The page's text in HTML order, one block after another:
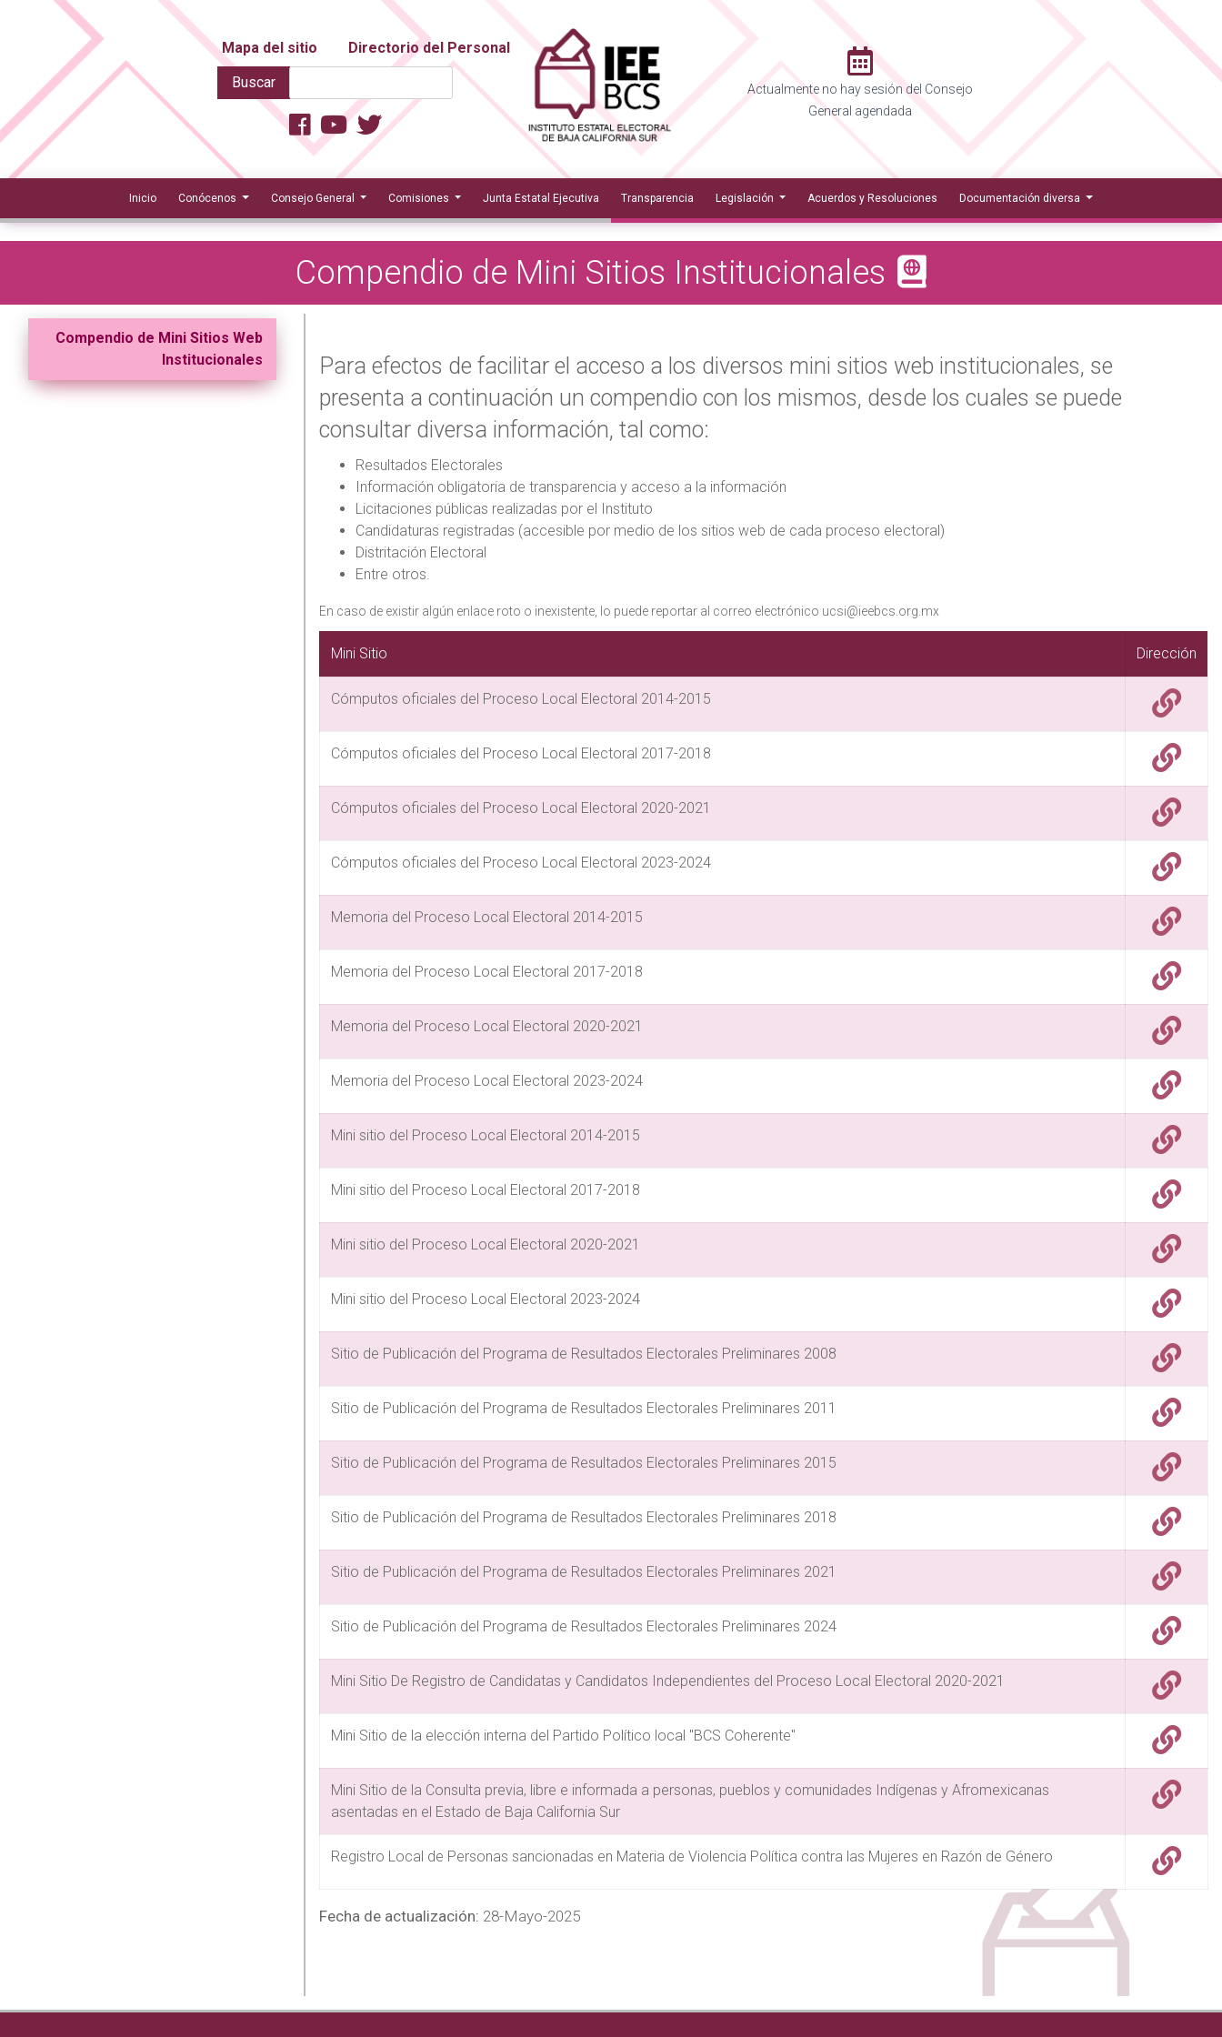
Mapa del sitio
Directorio del Personal
Buscar
Actualmente no hay sesión del Consejo
General agendada
Inicio Conócenos Consejo General Comisiones Junta Estatal Ejecutiva Transparencia Legislación Acuerdos y Resoluciones Documentación diversa
Compendio de Mini Sitios Institucionales
Compendio de Mini Sitios Web
Institucionales
Para efectos de facilitar el acceso a los diversos mini sitios web institucionales, se
presenta a continuación un compendio con los mismos, desde los cuales se puede
consultar diversa información, tal como:
Resultados Electorales
Información obligatoria de transparencia y acceso a la información
Licitaciones públicas realizadas por el Instituto
Candidaturas registradas (accesible por medio de los sitios web de cada proceso electoral)
Distritación Electoral
Entre otros.
En caso de existir algún enlace roto o inexistente, lo puede reportar al correo electrónico ucsi@ieebcs.org.mx
Mini Sitio Dirección
Cómputos oficiales del Proceso Local Electoral 2014-2015
Cómputos oficiales del Proceso Local Electoral 2017-2018
Cómputos oficiales del Proceso Local Electoral 2020-2021
Cómputos oficiales del Proceso Local Electoral 2023-2024
Memoria del Proceso Local Electoral 2014-2015
Memoria del Proceso Local Electoral 2017-2018
Memoria del Proceso Local Electoral 2020-2021
Memoria del Proceso Local Electoral 2023-2024
Mini sitio del Proceso Local Electoral 2014-2015
Mini sitio del Proceso Local Electoral 2017-2018
Mini sitio del Proceso Local Electoral 2020-2021
Mini sitio del Proceso Local Electoral 2023-2024
Sitio de Publicación del Programa de Resultados Electorales Preliminares 2008
Sitio de Publicación del Programa de Resultados Electorales Preliminares 2011
Sitio de Publicación del Programa de Resultados Electorales Preliminares 2015
Sitio de Publicación del Programa de Resultados Electorales Preliminares 2018
Sitio de Publicación del Programa de Resultados Electorales Preliminares 2021
Sitio de Publicación del Programa de Resultados Electorales Preliminares 2024
Mini Sitio De Registro de Candidatas y Candidatos Independientes del Proceso Local Electoral 2020-2021
Mini Sitio de la elección interna del Partido Político local "BCS Coherente"
Mini Sitio de la Consulta previa, libre e informada a personas, pueblos y comunidades Indígenas y Afromexicanas
asentadas en el Estado de Baja California Sur
Registro Local de Personas sancionadas en Materia de Violencia Política contra las Mujeres en Razón de Género
Fecha de actualización: 28-Mayo-2025